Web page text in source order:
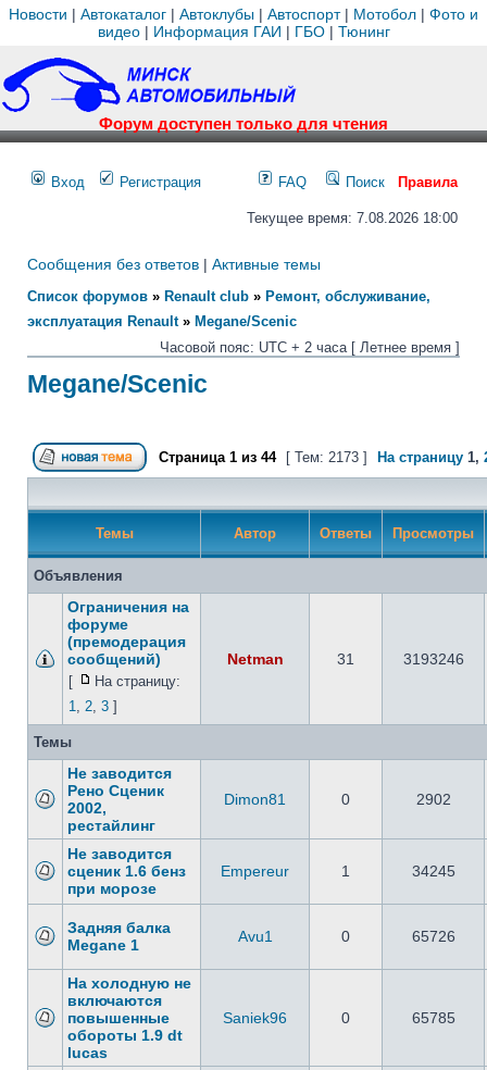
Новости | Автокаталог | Автоклубы | Автоспорт| Мотобол | Фото и
видео| Информация ГАИ | ГБО| Тюнинг
Форум доступен только для чтения
Вход Регистрация FAQ Поиск Правила
Текущее время: 7.08.2026 18:00
Сообщения без ответов | Активные темы
Список форумов » Renault club » Ремонт, обслуживание,
эксплуатация Renault» Megane/Scenic
Часовой пояс: UTC + 2 часа [ Летнее время ]
Megane/Scenic
Страница 1 из 44 [ Тем: 2173 ] На страницу 1,
Темы Автор Ответы Просмотры
Объявления
Ограничения на
форуме
(премодерация
сообщений)
[
На страницу:
1, 2, 3 ]
Netman 31 3193246
Темы
Не заводится
Рено Сценик
2002,
рестайлинг
Dimon81 0 2902
Не заводится
сценик 1.6 бенз
при морозе
Empereur 1 34245
Задняя балка
Megane 1
Avu1 0 65726
На холодную не
включаются
повышенные
обороты 1.9 dt
lucas
Saniek96 0 65785